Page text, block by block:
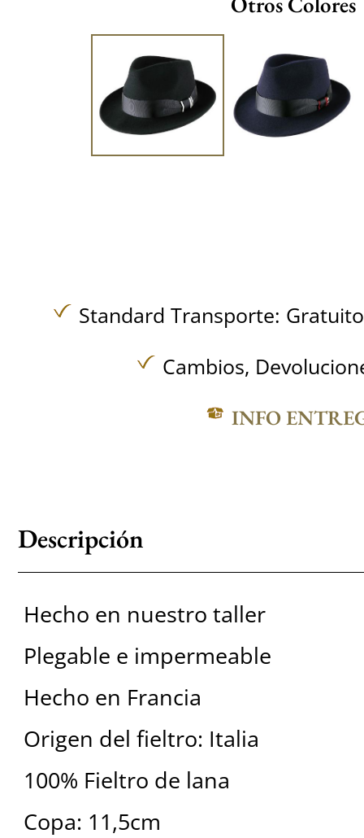
Standard Transporte:
Cambios,
INFO
Descripción
Hecho en nuestro taller
Plegable e impermeable
Hecho en Francia
Origen del fieltro: Italia
100% Fieltro de lana
Copa: 11,5cm